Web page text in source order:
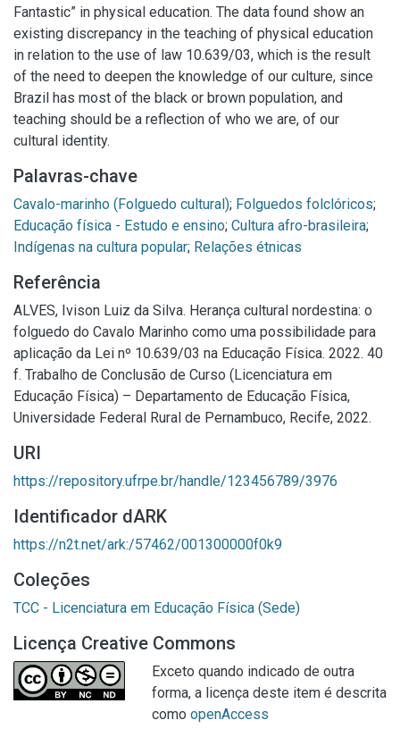
Fantastic” in physical education. The data found show an
existing discrepancy in the teaching of physical education
in relation to the use of law 10.639/03, which is the result
of the need to deepen the knowledge of our culture, since
Brazil has most of the black or brown population, and
teaching should be a reflection of who we are, of our
cultural identity.
Palavras-chave
Cavalo-marinho (Folguedo cultural); Folguedos folclóricos;
Educação física - Estudo e ensino; Cultura afro-brasileira;
Indígenas na cultura popular; Relações étnicas
Referência
ALVES, Ivison Luiz da Silva. Herança cultural nordestina: o
folguedo do Cavalo Marinho como uma possibilidade para
aplicação da Lei nº 10.639/03 na Educação Física. 2022. 40
f. Trabalho de Conclusão de Curso (Licenciatura em
Educação Física) – Departamento de Educação Física,
Universidade Federal Rural de Pernambuco, Recife, 2022.
URI
https://repository.ufrpe.br/handle/123456789/3976
Identificador dARK
https://n2t.net/ark:/57462/001300000f0k9
Coleções
TCC - Licenciatura em Educação Física (Sede)
Licença Creative Commons
Exceto quando indicado de outra
forma, a licença deste item é descrita
como openAccess